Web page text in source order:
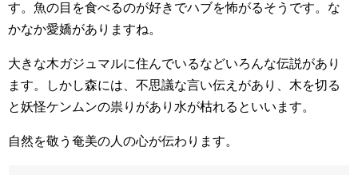
す。魚の目を食べるのが好きでハブを怖がるそうです。な
かなか愛嬌がありますね。
大きな木ガジュマルに住んでいるなどいろんな伝説があり
ます。しかし森には、不思議な言い伝えがあり、木を切る
と妖怪ケンムンの祟りがあり水が枯れるといいます。
自然を敬う奄美の人の心が伝わります。